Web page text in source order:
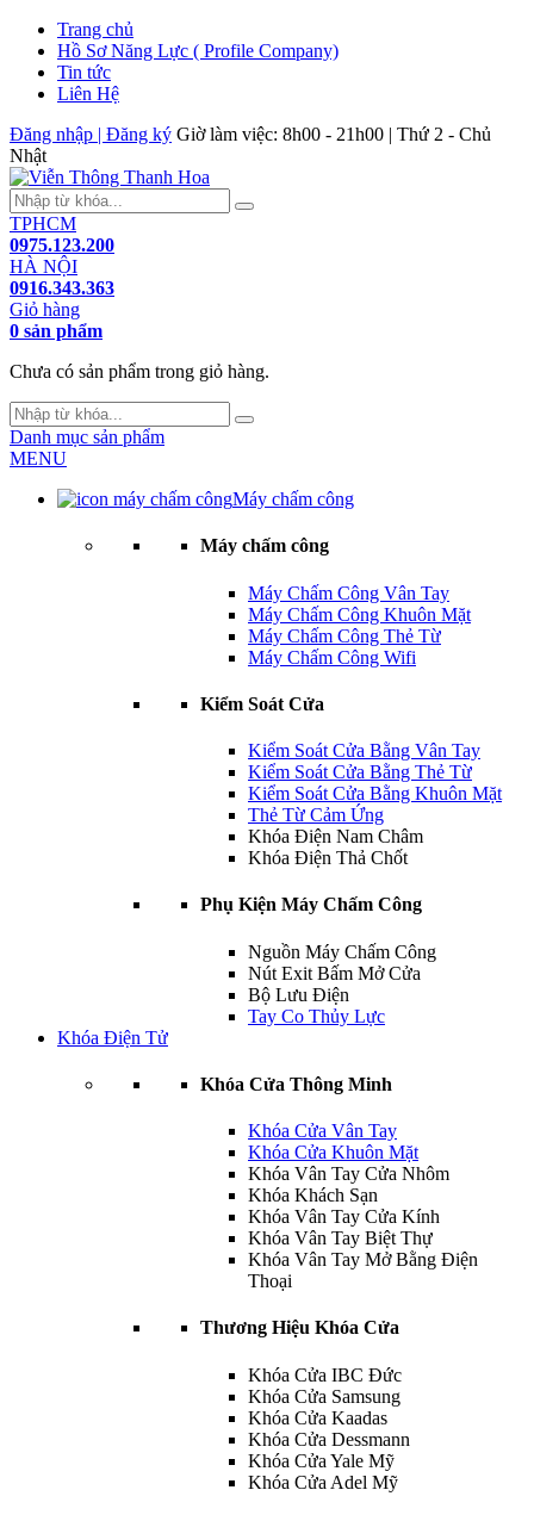
Trang chủ
Hồ Sơ Năng Lực ( Profile Company)
Tin tức
Liên Hệ
Đăng nhập | Đăng ký Giờ làm việc: 8h00 - 21h00 | Thứ 2 - Chủ
Nhật
TPHCM
0975.123.200
HÀ NỘI
0916.343.363
Giỏ hàng
0 sản phẩm
Chưa có sản phẩm trong giỏ hàng.
Danh mục sản phẩm
MENU
Máy chấm công
Máy chấm công
Máy Chấm Công Vân Tay
Máy Chấm Công Khuôn Mặt
Máy Chấm Công Thẻ Từ
Máy Chấm Công Wifi
Kiểm Soát Cửa
Kiểm Soát Cửa Bằng Vân Tay
Kiểm Soát Cửa Bằng Thẻ Từ
Kiểm Soát Cửa Bằng Khuôn Mặt
Thẻ Từ Cảm Ứng
Khóa Điện Nam Châm
Khóa Điện Thả Chốt
Phụ Kiện Máy Chấm Công
Nguồn Máy Chấm Công
Nút Exit Bấm Mở Cửa
Bộ Lưu Điện
Tay Co Thủy Lực
Khóa Điện Tử
Khóa Cửa Thông Minh
Khóa Cửa Vân Tay
Khóa Cửa Khuôn Mặt
Khóa Vân Tay Cửa Nhôm
Khóa Khách Sạn
Khóa Vân Tay Cửa Kính
Khóa Vân Tay Biệt Thự
Khóa Vân Tay Mở Bằng Điện
Thoại
Thương Hiệu Khóa Cửa
Khóa Cửa IBC Đức
Khóa Cửa Samsung
Khóa Cửa Kaadas
Khóa Cửa Dessmann
Khóa Cửa Yale Mỹ
Khóa Cửa Adel Mỹ